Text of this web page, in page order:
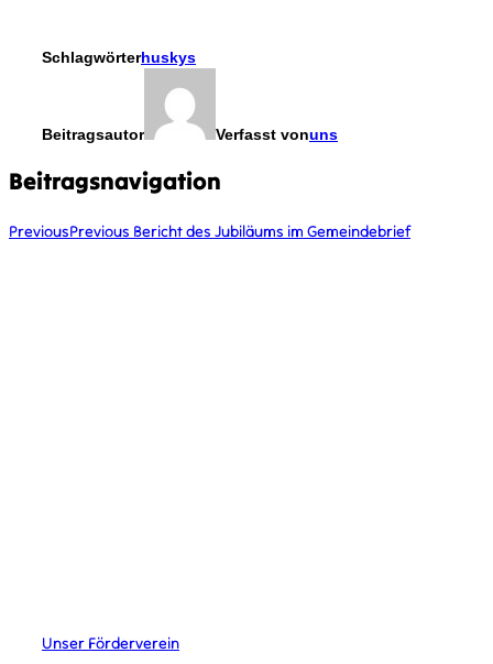
Schlagwörterhuskys
Beitragsautor Verfasst vonuns
Beitragsnavigation
PreviousPrevious Bericht des Jubiläums im Gemeindebrief
Unser Förderverein